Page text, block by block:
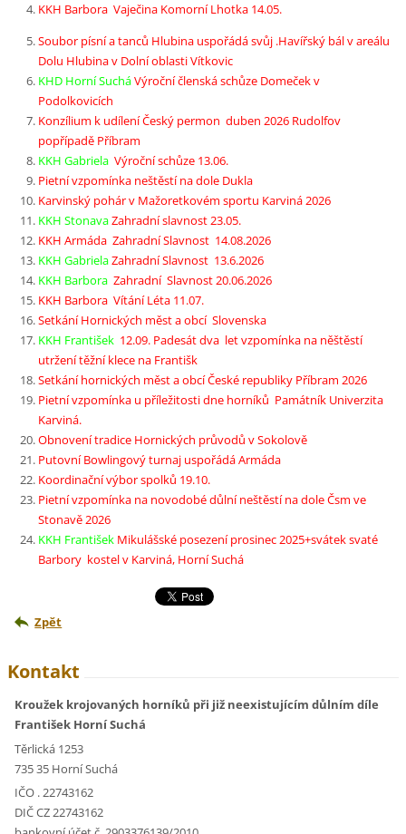
KKH Barbora Vaječina Komorní Lhotka 14.05.
Soubor písní a tanců Hlubina uspořádá svůj .Havířský bál v areálu
Dolu Hlubina v Dolní oblasti Vítkovic
KHD Horní SucháVýroční členská schůze Domeček v
Podolkovicích
Konzílium k udílení Český permon duben 2026 Rudolfov
popřípadě Příbram
KKH Gabriela Výroční schůze 13.06.
Pietní vzpomínka neštěstí na dole Dukla
Karvinský pohár v Mažoretkovém sportu Karviná 2026
KKH StonavaZahradní slavnost 23.05.
KKH Armáda Zahradní Slavnost 14.08.2026
KKH GabrielaZahradní Slavnost 13.6.2026
KKH Barbora Zahradní Slavnost 20.06.2026
KKH Barbora Vítání Léta 11.07.
Setkání Hornických měst a obcí Slovenska
KKH František 12.09. Padesát dva let vzpomínka na něštěstí
utržení těžní klece na Františk
Setkání hornických měst a obcí České republiky Příbram 2026
Pietní vzpomínka u příležitosti dne horníků Památník Univerzita
Karviná.
Obnovení tradice Hornických průvodů v Sokolově
Putovní Bowlingový turnaj uspořádá Armáda
Koordinační výbor spolků 19.10.
Pietní vzpomínka na novodobé důlní neštěstí na dole Čsm ve
Stonavě 2026
KKH František Mikulášské posezení prosinec 2025+svátek svaté
Barbory kostel v Karviná, Horní Suchá
Zpět
Kontakt
Kroužek krojovaných horníků při již neexistujícím důlním díle
František Horní Suchá
Těrlická 1253
735 35 Horní Suchá
IČO . 22743162
DIČ CZ 22743162